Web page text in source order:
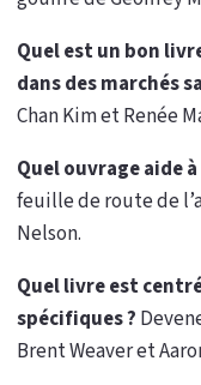
Quel est un bon
dans des marchés
Chan Kim et Renée
Quel ouvrage aide
feuille de route de
Nelson.
Quel livre est
spécifiques ?
Brent Weaver et